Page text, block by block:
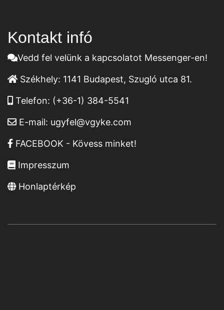
Kontakt infó
Vedd fel velünk a kapcsolatot Messenger-en!
Székhely: 1141 Budapest, Szugló utca 81.
Telefon: (+36-1) 384-5541
E-mail: ugyfel@vgyke.com
FACEBOOK - Kövess minket!
Impresszum
Honlaptérkép